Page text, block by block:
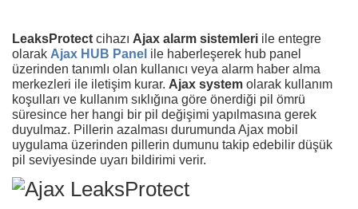
LeaksProtect cihazı Ajax alarm sistemleri ile entegre
olarak Ajax HUB Panel ile haberleşerek hub panel
üzerinden tanımlı olan kullanıcı veya alarm haber alma
merkezleri ile iletişim kurar. Ajax system olarak kullanım
koşulları ve kullanım sıklığına göre önerdiği pil ömrü
süresince her hangi bir pil değişimi yapılmasına gerek
duyulmaz. Pillerin azalması durumunda Ajax mobil
uygulama üzerinden pillerin dumunu takip edebilir düşük
pil seviyesinde uyarı bildirimi verir.